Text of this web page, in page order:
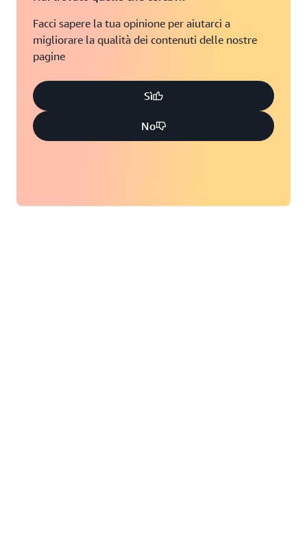
Facci sapere la tua opinione per aiutarci a
migliorare la qualità dei contenuti delle nostre
pagine
Sì
No